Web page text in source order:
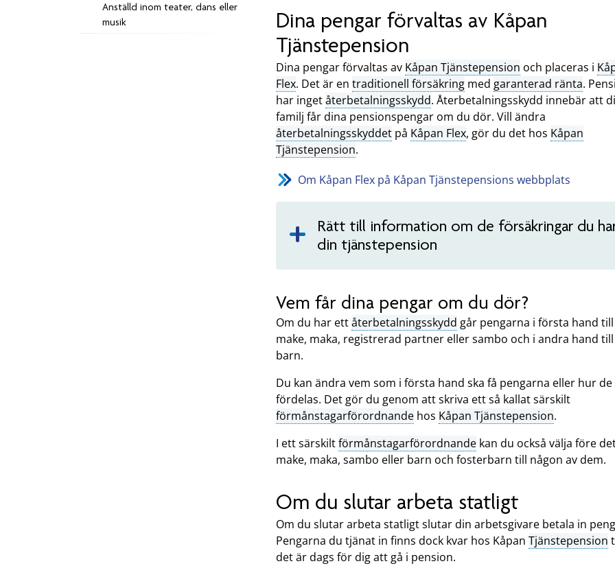
Anställd inom teater, dans eller
musik
Dina pengar förvaltas av Kåpan
Tjänstepension
Dina pengar förvaltas av Kåpan Tjänstepension och placeras i
Flex. Det är en traditionell försäkring med garanterad ränta.
har ingetåterbetalningsskydd. Återbetalningsskydd innebär att
familj får dina pensionspengar om du dör. Vill ändra
återbetalningsskyddet på Kåpan Flex, gör du det hos Kåpan
Tjänstepension.
Om Kåpan Flex på Kåpan Tjänstepensions webbplats
Rätt till information om de försäkringar du
din tjänstepension
Vem får dina pengar om du dör?
Om du har ettåterbetalningsskydd går pengarna i första hand
make, maka, registrerad partner eller sambo och i andra hand
barn.
Du kan ändra vem som i första hand ska få pengarna eller hur de
fördelas. Det gör du genom att skriva ett så kallat särskilt
förmånstagarförordnande hos Kåpan Tjänstepension.
I ett särskiltförmånstagarförordnande kan du också välja före
make, maka, sambo eller barn och fosterbarn till någon av dem.
Om du slutar arbeta statligt
Om du slutar arbeta statligt slutar din arbetsgivare betala in
Pengarna du tjänat in finns dock kvar hos Kåpan Tjänstepension
det är dags för dig att gå i pension.